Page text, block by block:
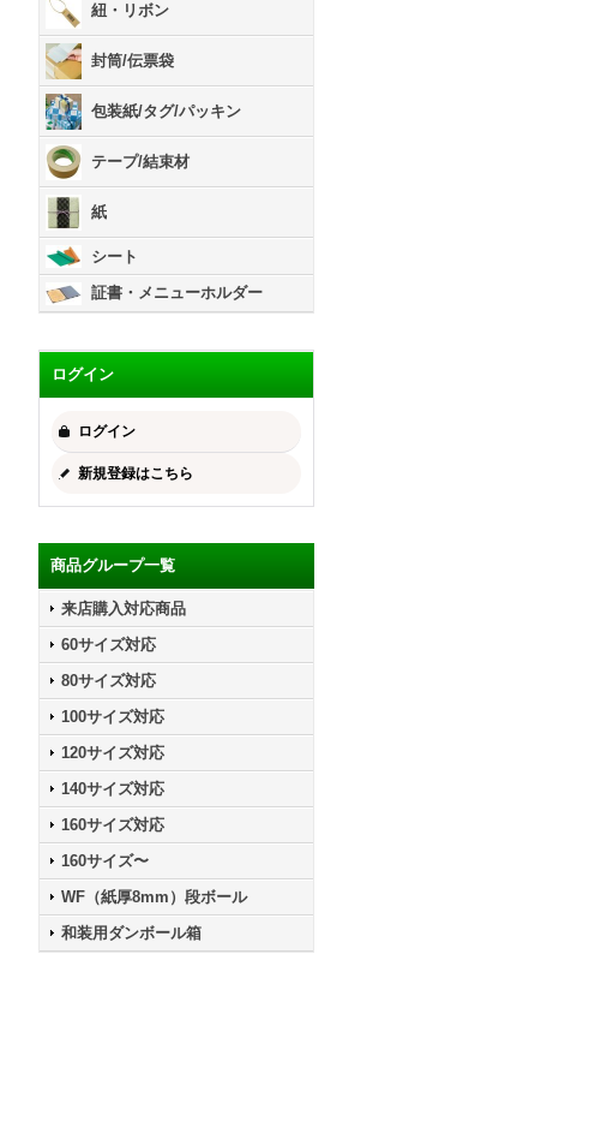
紐・リボン
封筒/伝票袋
包装紙/タグ/パッキン
テープ/結束材
紙
シート
証書・メニューホルダー
ログイン
ログイン
新規登録はこちら
商品グループ一覧
来店購入対応商品
60サイズ対応
80サイズ対応
100サイズ対応
120サイズ対応
140サイズ対応
160サイズ対応
160サイズ〜
WF（紙厚8mm）段ボール
和装用ダンボール箱